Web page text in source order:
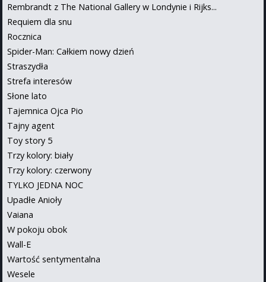
Rembrandt z The National Gallery w Londynie i Rijks...
Requiem dla snu
Rocznica
Spider-Man: Całkiem nowy dzień
Straszydła
Strefa interesów
Słone lato
Tajemnica Ojca Pio
Tajny agent
Toy story 5
Trzy kolory: biały
Trzy kolory: czerwony
TYLKO JEDNA NOC
Upadłe Anioły
Vaiana
W pokoju obok
Wall-E
Wartość sentymentalna
Wesele